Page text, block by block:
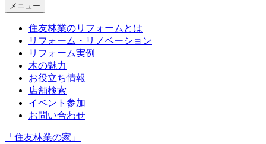
メニュー
住友林業のリフォームとは
リフォーム・リノベーション
リフォーム実例
木の魅力
お役立ち情報
店舗検索
イベント参加
お問い合わせ
「住友林業の家」